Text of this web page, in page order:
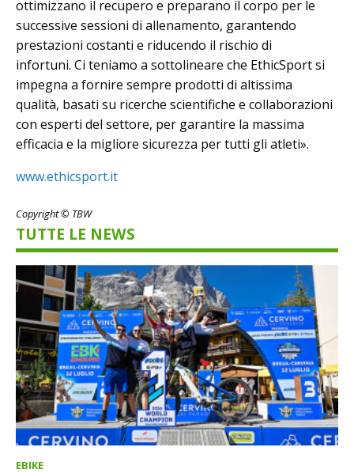
ottimizzano il recupero e preparano il corpo per le
successive sessioni di allenamento, garantendo
prestazioni costanti e riducendo il rischio di
infortuni. Ci teniamo a sottolineare che EthicSport si
impegna a fornire sempre prodotti di altissima
qualità, basati su ricerche scientifiche e collaborazioni
con esperti del settore, per garantire la massima
efficacia e la migliore sicurezza per tutti gli atleti».
www.ethicsport.it
Copyright © TBW
TUTTE LE NEWS
EBIKE